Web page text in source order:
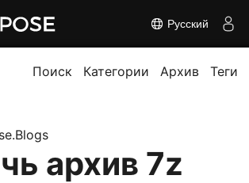
Русский
Поиск Категории Архив Теги
архив 7z